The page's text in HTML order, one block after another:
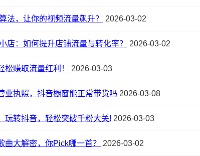
法，让你的视频流量飙升？ 2026-03-02
店：如何提升店铺流量与转化率？ 2026-03-02
赚取流量红利！ 2026-03-03
业执照，抖音橱窗能正常带货吗 2026-03-08
玩转抖音，轻松突破千粉大关! 2026-03-03
曲大解密，你Pick哪一首？ 2026-03-02